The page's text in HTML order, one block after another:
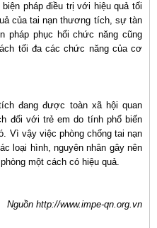
pháp điều trị với hiệu quả tối
của tai nạn thương tích, sự tàn
pháp phục hổi chức năng cũng
tối đa các chức năng của cơ
đang được toàn xã hội quan
đối với trẻ em do tính phổ biến
Vì vậy việc phòng chống tai nạn
loại hình, nguyên nhân gây nên
một cách có hiệu quả.
Nguồn http://www.impe-qn.org.vn